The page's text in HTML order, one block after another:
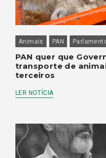
Animais PAN
PAN quer que
transporte de
terceiros
LER NOTÍCIA